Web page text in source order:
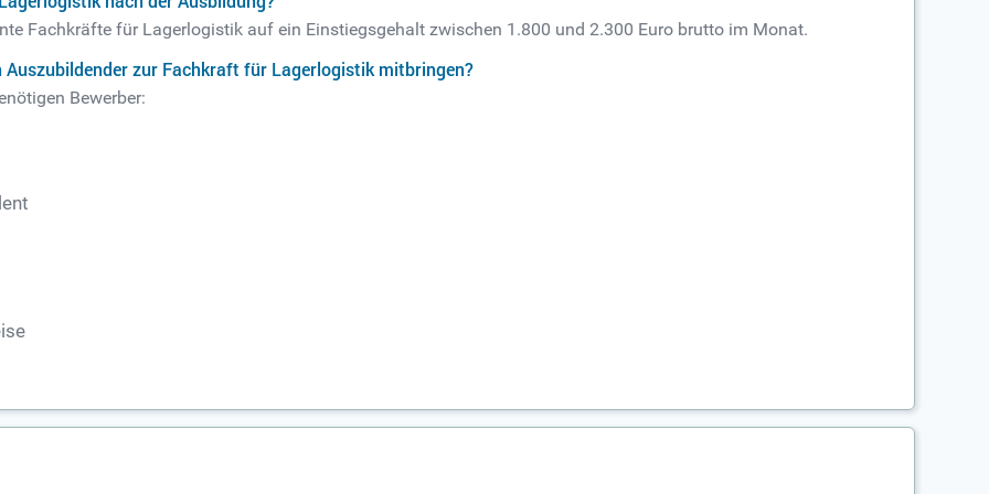
Fachkräfte für Lagerlogistik auf ein Einstiegsgehalt zwischen 1.800 und 2.300 Euro brutto im Monat.
zur Fachkraft für Lagerlogistik mitbringen?
Bewerber: